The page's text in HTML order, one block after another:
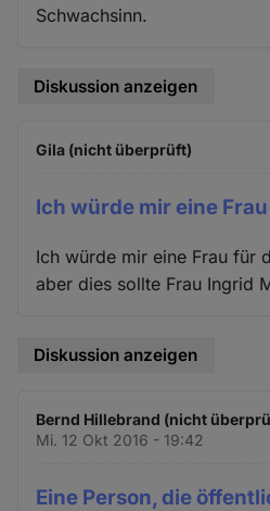
Schwachsinn.
Diskussion anzeigen
Gila (nicht überprüft)
Ich würde mir eine
Ich würde mir eine Frau für
aber dies sollte Frau Ingrid
Diskussion anzeigen
Bernd Hillebrand (nicht
Mi. 12 Okt 2016 - 19:42
Eine Person, die